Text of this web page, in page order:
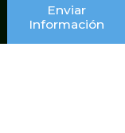
Enviar
Información